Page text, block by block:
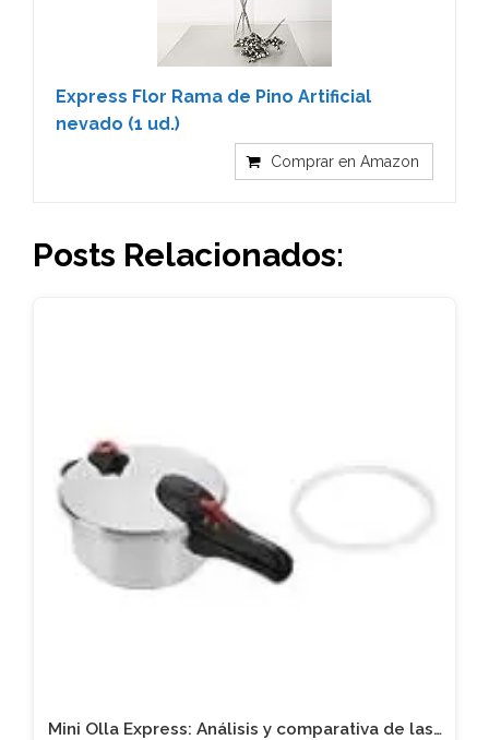
Express Flor Rama de Pino Artificial
nevado (1 ud.)
Comprar en Amazon
Posts Relacionados:
Mini Olla Express: Análisis y comparativa de las…